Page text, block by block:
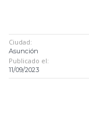
Ciudad:
Asunción
Publicado el:
11/09/2023